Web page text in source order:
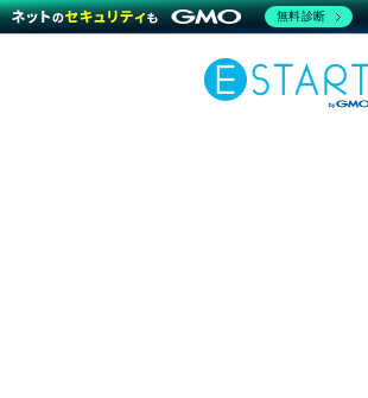
無料診断